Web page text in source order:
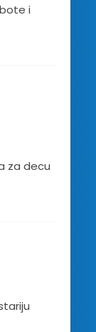
i
za decu